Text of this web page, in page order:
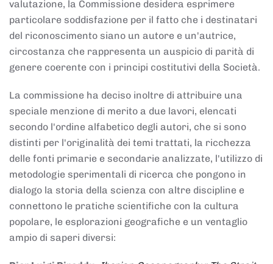
valutazione, la Commissione desidera esprimere
particolare soddisfazione per il fatto che i destinatari
del riconoscimento siano un autore e un'autrice,
circostanza che rappresenta un auspicio di parità di
genere coerente con i principi costitutivi della Società.
La commissione ha deciso inoltre di attribuire una
speciale menzione di merito a due lavori, elencati
secondo l'ordine alfabetico degli autori, che si sono
distinti per l'originalità dei temi trattati, la ricchezza
delle fonti primarie e secondarie analizzate, l'utilizzo di
metodologie sperimentali di ricerca che pongono in
dialogo la storia della scienza con altre discipline e
connettono le pratiche scientifiche con la cultura
popolare, le esplorazioni geografiche e un ventaglio
ampio di saperi diversi: